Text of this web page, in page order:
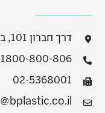
דרך חברון 101, בית הנציב- כניסה A
1800-800-806
02-5368001